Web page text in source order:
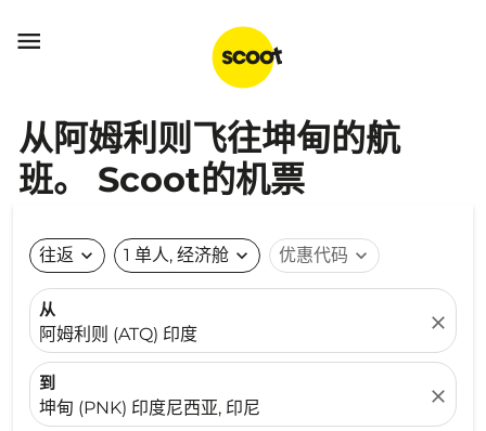

从阿姆利则飞往坤甸的航
班。 Scoot的机票
往返 expand_more 1 单人, 经济舱 expand_more 优惠代码 expand_more
从
阿姆利则 (ATQ) 印度
close
到
坤甸 (PNK) 印度尼西亚, 印尼
close